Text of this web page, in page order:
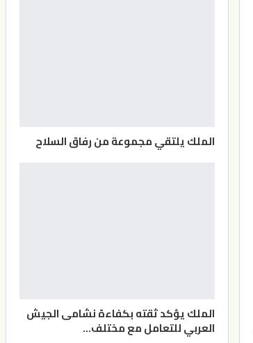
الملك يلتقي مجموعة من رفاق السلاح
الملك يؤكد ثقته بكفاءة نشامى الجيش
العربي للتعامل مع مختلف…